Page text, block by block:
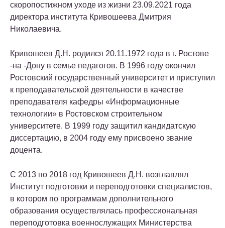
скоропостижном уходе из жизни 23.09.2021 года
директора института Кривошеева Дмитрия
Николаевича.
Кривошеев Д.Н. родился 20.11.1972 года в г. Ростове
-на -Дону в семье педагогов. В 1996 году окончил
Ростовский государственный университет и приступил
к преподавательской деятельности в качестве
преподавателя кафедры «Информационные
технологии» в Ростовском строительном
университете. В 1999 году защитил кандидатскую
диссертацию, в 2004 году ему присвоено звание
доцента.
С 2013 по 2018 год Кривошеев Д.Н. возглавлял
Институт подготовки и переподготовки специалистов,
в котором по программам дополнительного
образования осуществлялась профессиональная
переподготовка военнослужащих Министерства